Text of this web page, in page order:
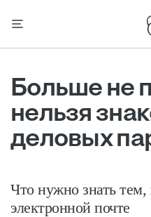
Больше не
нельзя
деловых
Что нужно знать
электронной почте